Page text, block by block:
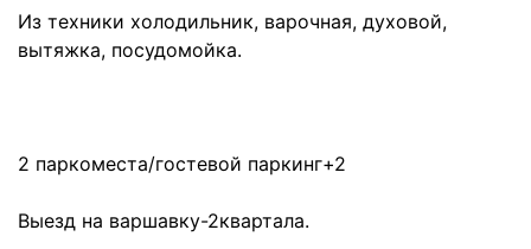
Из техники холодильник, варочная, духовой,
вытяжка, посудомойка.
2 паркоместа/гостевой паркинг+2
Выезд на варшавку-2квартала.